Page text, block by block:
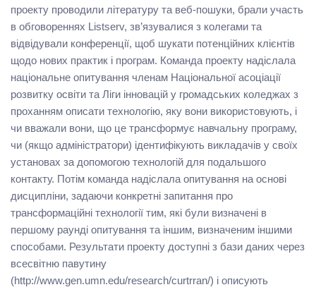
проекту проводили літературу та веб-пошуки, брали участь
в обговореннях Listserv, зв’язувалися з колегами та
відвідували конференції, щоб шукати потенційних клієнтів
щодо нових практик і програм. Команда проекту надіслала
національне опитування членам Національної асоціації
розвитку освіти та Ліги інновацій у громадських коледжах з
проханням описати технологію, яку вони використовують, і
чи вважали вони, що це трансформує навчальну програму,
чи (якщо адміністратори) ідентифікують викладачів у своїх
установах за допомогою технологій для подальшого
контакту. Потім команда надіслала опитування на основі
дисципліни, задаючи конкретні запитання про
трансформаційні технології тим, які були визначені в
першому раунді опитування та іншим, визначеним іншими
способами. Результати проекту доступні з бази даних через
всесвітню павутину
(http://www.gen.umn.edu/research/curtrran/) і описують